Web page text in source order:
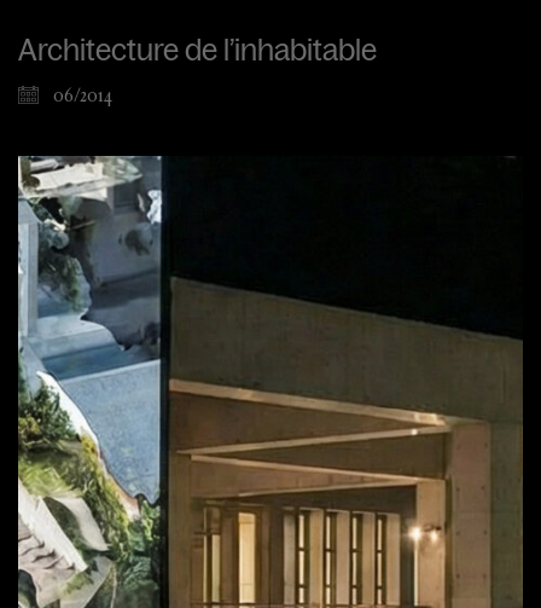
Architecture de l’inhabitable
06/2014